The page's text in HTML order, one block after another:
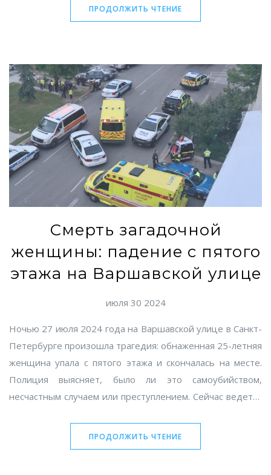
ПРОДОЛЖИТЬ ЧТЕНИЕ
Смерть загадочной
женщины: падение с пятого
этажа на Варшавской улице
июля 30 2024
Ночью 27 июля 2024 года на Варшавской улице в Санкт-
Петербурге произошла трагедия: обнаженная 25-летняя
женщина упала с пятого этажа и скончалась на месте.
Полиция выясняет, было ли это самоубийством,
несчастным случаем или преступлением. Сейчас ведется
ПРОДОЛЖИТЬ ЧТЕНИЕ